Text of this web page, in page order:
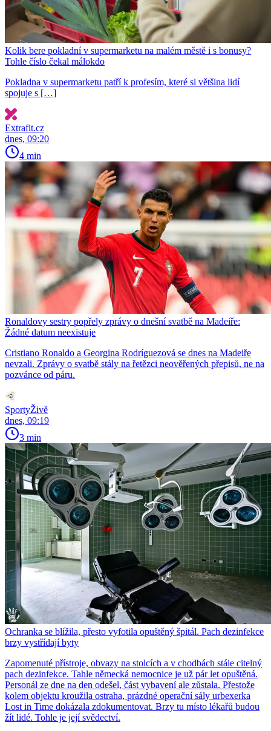
Kolik bere pokladní v supermarketu na malém městě i s bonusy?
Tohle číslo čekal málokdo
Pokladna v supermarketu patří k profesím, které si většina lidí
spojuje s […]
Extrafit.cz
dnes, 09:20
4 min
Ronaldovy sestry popřely zprávy o dnešní svatbě na Madeiře:
Žádné datum neexistuje
Cristiano Ronaldo a Georgina Rodríguezová se dnes na Madeiře
nevzali. Zprávy o svatbě stály na řetězci neověřených přepisů, ne na
pozvánce od páru.
SportyŽivě
dnes, 09:19
3 min
Ochranka se blížila, přesto vyfotila opuštěný špitál. Pach dezinfekce
brzy vystřídají byty
Zapomenuté přístroje, obvazy na stolcích a v chodbách stále citelný
pach dezinfekce. Tahle německá nemocnice je už pár let opuštěná.
Personál ze dne na den odešel, část vybavení ale zůstala. Přestože
kolem objektu kroužila ostraha, prázdné operační sály urbexerka
Lost in Time dokázala zdokumentovat. Brzy tu místo lékařů budou
žít lidé. Tohle je její svědectví.